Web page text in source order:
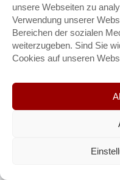
unsere Webseiten zu
Verwendung unserer
Bereichen der sozialen
weiterzugeben. Sind Sie
Cookies auf unseren
Mai 2025
April 2025
März 2025
Februar 2025
November 2024